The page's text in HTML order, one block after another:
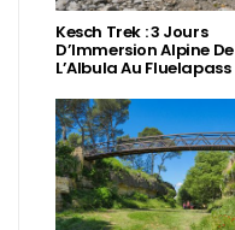
Kesch Trek : 3 Jours
D’Immersion Alpine De
L’Albula Au Fluelapass